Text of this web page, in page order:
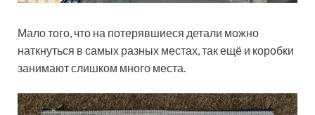
Мало того, что на потерявшиеся детали можно
наткнуться в самых разных местах, так ещё и коробки
занимают слишком много места.